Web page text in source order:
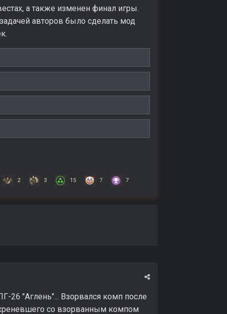
а также изменен финал игры.
авторов было сделать мод
2 3 15 7 7
26 "Аглень"... Взорвался комп после
со взорванным компом